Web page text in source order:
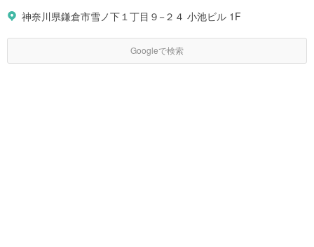
神奈川県鎌倉市雪ノ下１丁目９−２４ 小池ビル 1F
Googleで検索